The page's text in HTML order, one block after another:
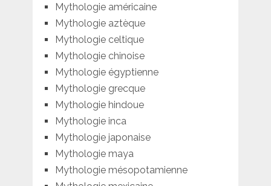
Mythologie américaine
Mythologie aztèque
Mythologie celtique
Mythologie chinoise
Mythologie égyptienne
Mythologie grecque
Mythologie hindoue
Mythologie inca
Mythologie japonaise
Mythologie maya
Mythologie mésopotamienne